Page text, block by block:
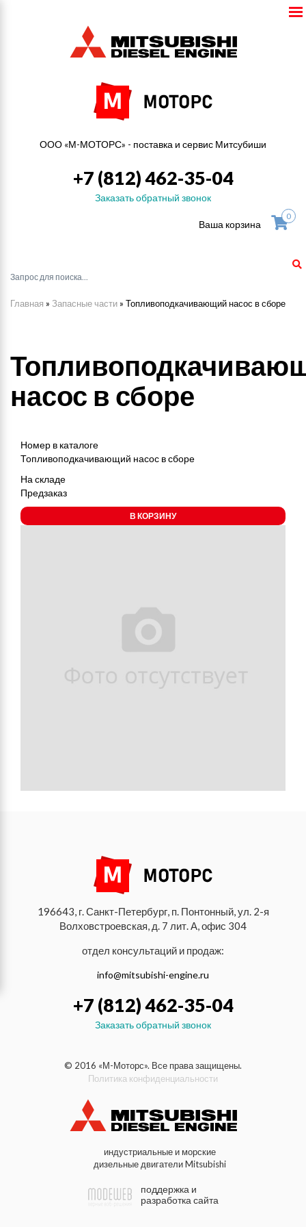
ООО «М-МОТОРС» - поставка и сервис Митсубиши
+7 (812) 462-35-04
Заказать обратный звонок
Ваша корзина
0
Главная » Запасные части » Топливоподкачивающий насос в сборе
насос в сборе
Номер в каталоге
Топливоподкачивающий насос в сборе
На складе
Предзаказ
В КОРЗИНУ
196643, г. Санкт-Петербург, п. Понтонный, ул. 2-я
Волховстроевская, д. 7 лит. А, офис 304
отдел консультаций и продаж:
info@mitsubishi-engine.ru
+7 (812) 462-35-04
Заказать обратный звонок
© 2016 «М-Моторс». Все права защищены.
Политика конфиденциальности
индустриальные и морские
дизельные двигатели Mitsubishi
поддержка и
разработка сайта